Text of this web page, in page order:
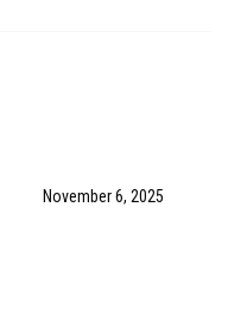
November 6, 2025